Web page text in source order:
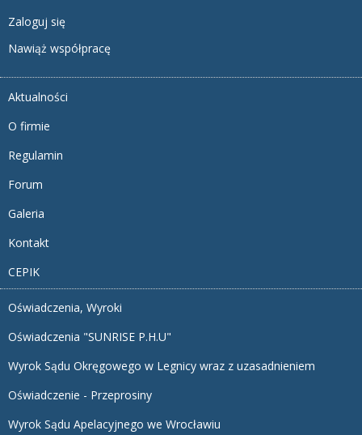
Zaloguj się
Nawiąż współpracę
Aktualności
O firmie
Regulamin
Forum
Galeria
Kontakt
CEPIK
Oświadczenia, Wyroki
Oświadczenia "SUNRISE P.H.U"
Wyrok Sądu Okręgowego w Legnicy wraz z uzasadnieniem
Oświadczenie - Przeprosiny
Wyrok Sądu Apelacyjnego we Wrocławiu